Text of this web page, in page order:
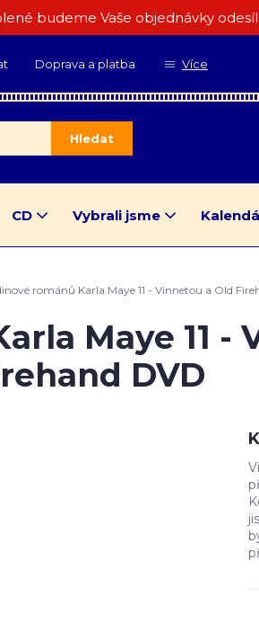
budeme Vaše objednávky
Doprava a platba Více
Hledat
CD Vybrali jsme
románů Karla Maye 11 - Vinnetou a Old
Maye 11 -
DVD